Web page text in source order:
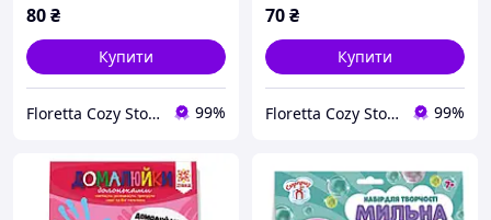
80₴
Купити
Floretta Cozy Store 99%
70₴
Купити
Floretta Cozy Store 99%